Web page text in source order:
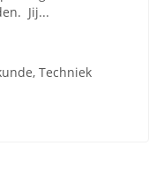
Jij...
Techniek